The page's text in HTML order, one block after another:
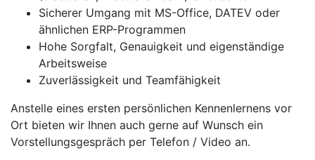
Sicherer Umgang mit MS-Office, DATEV oder
ähnlichen ERP-Programmen
Hohe Sorgfalt, Genauigkeit und eigenständige
Arbeitsweise
Zuverlässigkeit und Teamfähigkeit
Anstelle eines ersten persönlichen Kennenlernens vor
Ort bieten wir Ihnen auch gerne auf Wunsch ein
Vorstellungsgespräch per Telefon / Video an.